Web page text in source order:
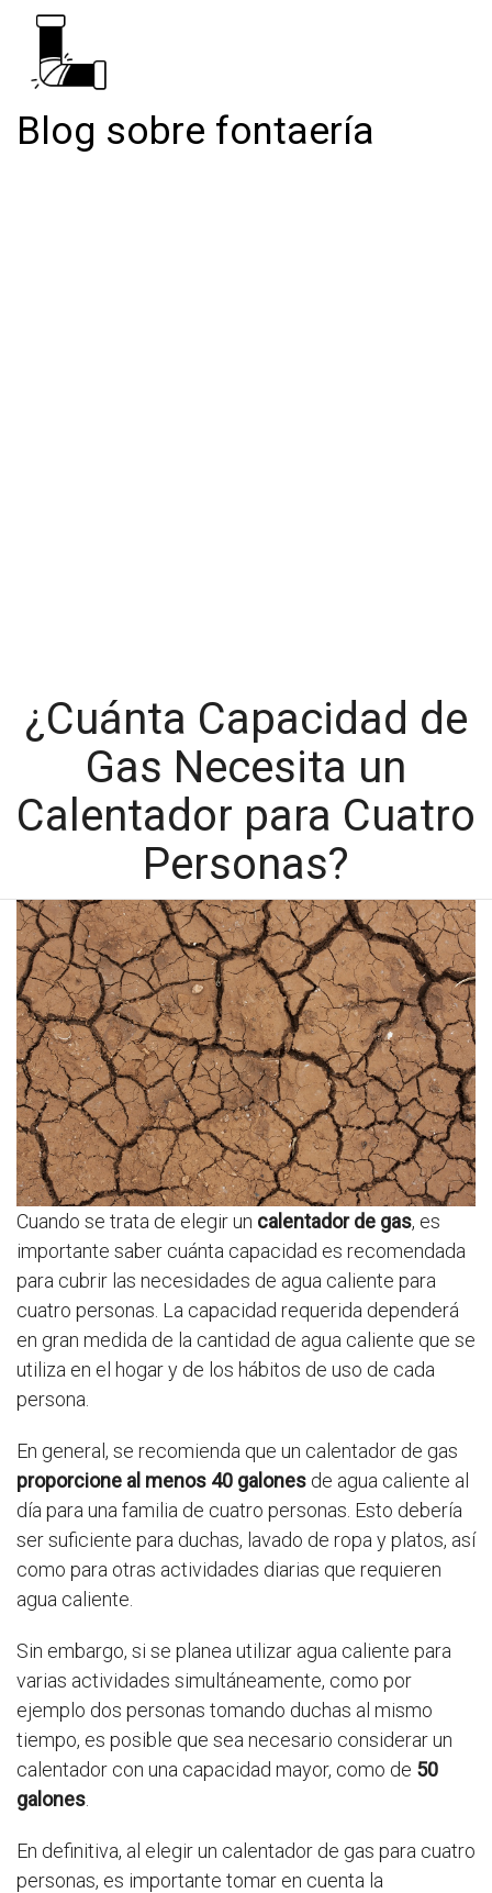
Blog sobre fontaería
¿Cuánta Capacidad de
Gas Necesita un
Calentador para Cuatro
Personas?
Cuando se trata de elegir un calentador de gas, es
importante saber cuánta capacidad es recomendada
para cubrir las necesidades de agua caliente para
cuatro personas. La capacidad requerida dependerá
en gran medida de la cantidad de agua caliente que se
utiliza en el hogar y de los hábitos de uso de cada
persona.
En general, se recomienda que un calentador de gas
proporcione al menos 40 galones de agua caliente al
día para una familia de cuatro personas. Esto debería
ser suficiente para duchas, lavado de ropa y platos, así
como para otras actividades diarias que requieren
agua caliente.
Sin embargo, si se planea utilizar agua caliente para
varias actividades simultáneamente, como por
ejemplo dos personas tomando duchas al mismo
tiempo, es posible que sea necesario considerar un
calentador con una capacidad mayor, como de 50
galones
En definitiva, al elegir un calentador de gas para cuatro
personas, es importante tomar en cuenta la